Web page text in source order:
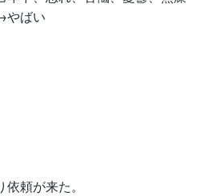
やばい
頼が来た。